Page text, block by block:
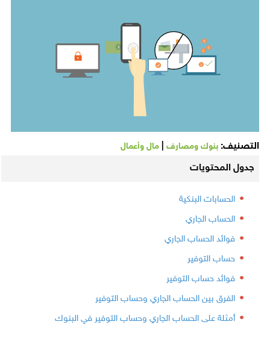
التصنيف: بنوك ومصارف| مال وأعمال
جدول المحتويات
الحسابات البنكية
الحساب الجاري
فوائد الحساب الجاري
حساب التوفير
فوائد حساب التوفير
الفرق بين الحساب الجاري وحساب التوفير
أمثلة على الحساب الجاري وحساب التوفير في البنوك